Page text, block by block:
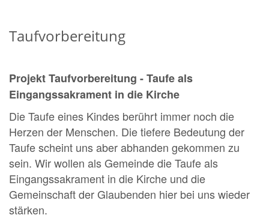
Taufvorbereitung
Projekt Taufvorbereitung - Taufe als
Eingangssakrament in die Kirche
Die Taufe eines Kindes berührt immer noch die
Herzen der Menschen. Die tiefere Bedeutung der
Taufe scheint uns aber abhanden gekommen zu
sein. Wir wollen als Gemeinde die Taufe als
Eingangssakrament in die Kirche und die
Gemeinschaft der Glaubenden hier bei uns wieder
stärken.